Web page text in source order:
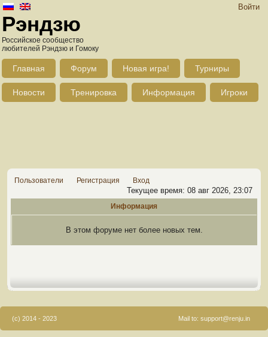
Войти
Рэндзю
Российское сообщество
любителей Рэндзю и Гомоку
Главная Форум Новая игра! Турниры
Новости Тренировка Информация Игроки
Пользователи Регистрация Вход
Текущее время: 08 авг 2026, 23:07
Информация
В этом форуме нет более новых тем.
(c) 2014 - 2023 Mail to: support@renju.in